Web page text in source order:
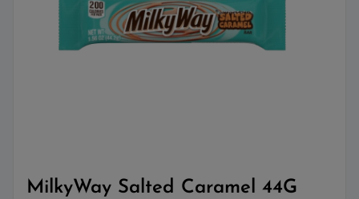
MilkyWay Salted Caramel 44G